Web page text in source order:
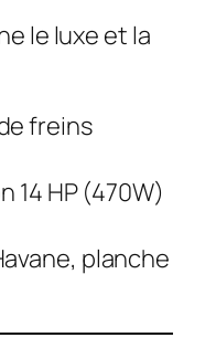
le luxe et la
freins
14 HP (470W)
planche